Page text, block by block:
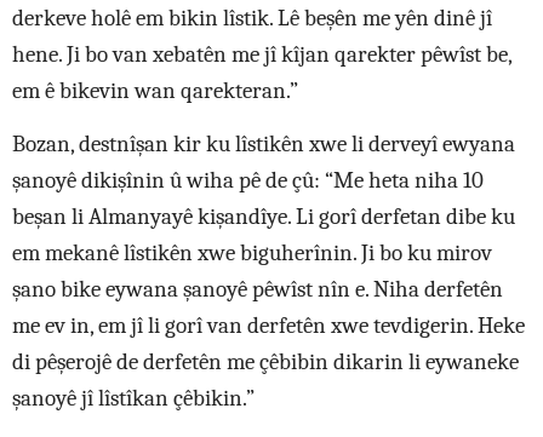
derkeve holê em bikin lîstik. Lê beşên me yên dinê jî
hene. Ji bo van xebatên me jî kîjan qarekter pêwîst be,
em ê bikevin wan qarekteran.”
Bozan, destnîşan kir ku lîstikên xwe li derveyî ewyana
şanoyê dikişînin û wiha pê de çû: “Me heta niha 10
beşan li Almanyayê kişandîye. Li gorî derfetan dibe ku
em mekanê lîstikên xwe biguherînin. Ji bo ku mirov
şano bike eywana şanoyê pêwîst nîn e. Niha derfetên
me ev in, em jî li gorî van derfetên xwe tevdigerin. Heke
di pêşerojê de derfetên me çêbibin dikarin li eywaneke
şanoyê jî lîstîkan çêbikin.”